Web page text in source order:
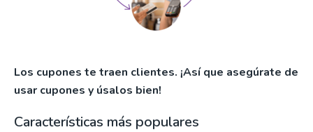
Los cupones te traen clientes. ¡Así que asegúrate de
usar cupones y úsalos bien!
Características más populares